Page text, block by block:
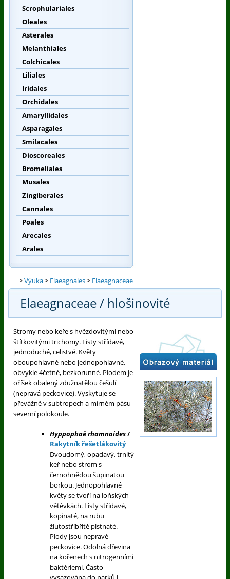
Scrophulariales
Oleales
Asterales
Melanthiales
Colchicales
Liliales
Iridales
Orchidales
Amaryllidales
Asparagales
Smilacales
Dioscoreales
Bromeliales
Musales
Zingiberales
Cannales
Poales
Arecales
Arales
>Výuka> Elaeagnales> Elaeagnaceae
Elaeagnaceae / hlošinovité
Stromy nebo keře s hvězdovitými nebo
štítkovitými trichomy. Listy střídavé,
jednoduché, celistvé. Květy
oboupohlavné nebo jednopohlavné,
obvykle 4četné, bezkorunné. Plodem je
oříšek obalený zdužnatělou češulí
(nepravá peckovice). Vyskytuje se
převážně v subtropech a mírném pásu
severní polokoule.
Hyppophaë rhamnoides/
Rakytník řešetlákovitý
Dvoudomý, opadavý, trnitý
keř nebo strom s
černohnědou šupinatou
borkou. Jednopohlavné
květy se tvoří na loňských
větévkách. Listy střídavé,
kopinaté, na rubu
žlutostříbřitě plstnaté.
Plody jsou nepravé
peckovice. Odolná dřevina
na kořenech s nitrogenními
baktériemi. Často